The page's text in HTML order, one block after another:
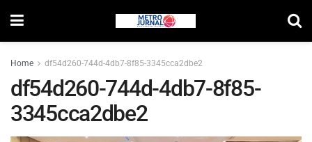
Home df54d260-744d-4db7-8f85-3345cca2dbe2
df54d260-744d-4db7-8f85-
3345cca2dbe2